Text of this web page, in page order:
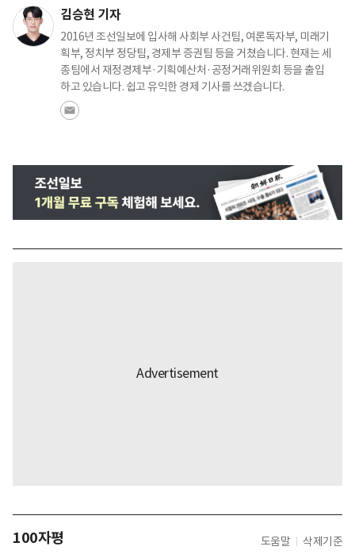
김승현 기자
2016년 조선일보에 입사해 사회부 사건팀, 여론독자부, 미래기
획부, 정치부 정당팀, 경제부 증권팀 등을 거쳤습니다. 현재는 세
종팀에서 재정경제부·기획예산처·공정거래위원회 등을 출입
하고 있습니다. 쉽고 유익한 경제 기사를 쓰겠습니다.
100자평 도움말 삭제기준